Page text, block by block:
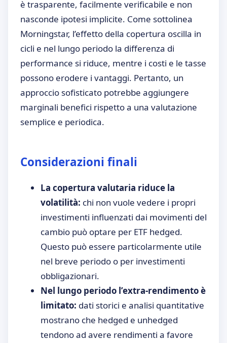
è trasparente, facilmente verificabile e non
nasconde ipotesi implicite. Come sottolinea
Morningstar, l’effetto della copertura oscilla in
cicli e nel lungo periodo la differenza di
performance si riduce, mentre i costi e le tasse
possono erodere i vantaggi. Pertanto, un
approccio sofisticato potrebbe aggiungere
marginali benefici rispetto a una valutazione
semplice e periodica.
Considerazioni finali
La copertura valutaria riduce la
volatilità: chi non vuole vedere i propri
investimenti influenzati dai movimenti del
cambio può optare per ETF hedged.
Questo può essere particolarmente utile
nel breve periodo o per investimenti
obbligazionari.
Nel lungo periodo l’extra-rendimento è
limitato: dati storici e analisi quantitative
mostrano che hedged e unhedged
tendono ad avere rendimenti a favore